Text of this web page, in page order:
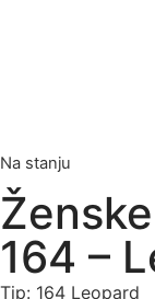
Na stanju
164 –
Tip: 164 Leopard